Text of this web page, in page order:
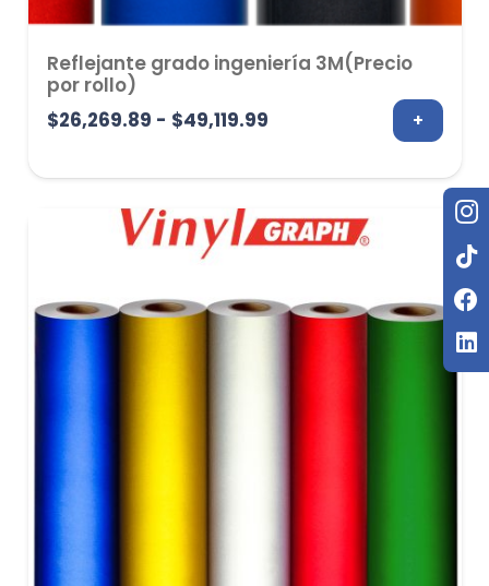
Reflejante grado ingeniería 3M(Precio
por rollo)
$26,269.89 - $49,119.99Rango
precios:
desde
$26,269.89
$49,119.99
+